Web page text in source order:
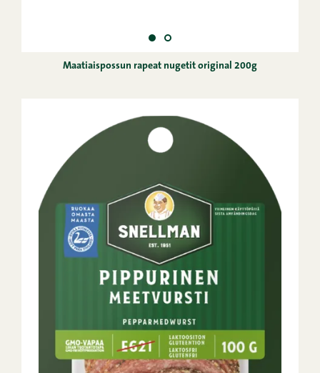
Maatiaispossun rapeat nugetit original 200g